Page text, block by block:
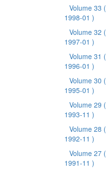
Volume 33 (
1998-01 )
Volume 32 (
1997-01 )
Volume 31 (
1996-01 )
Volume 30 (
1995-01 )
Volume 29 (
1993-11 )
Volume 28 (
1992-11 )
Volume 27 (
1991-11 )